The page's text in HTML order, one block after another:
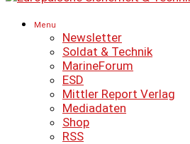
Menu
Newsletter
Soldat & Technik
MarineForum
ESD
Mittler Report Verlag
Mediadaten
Shop
RSS